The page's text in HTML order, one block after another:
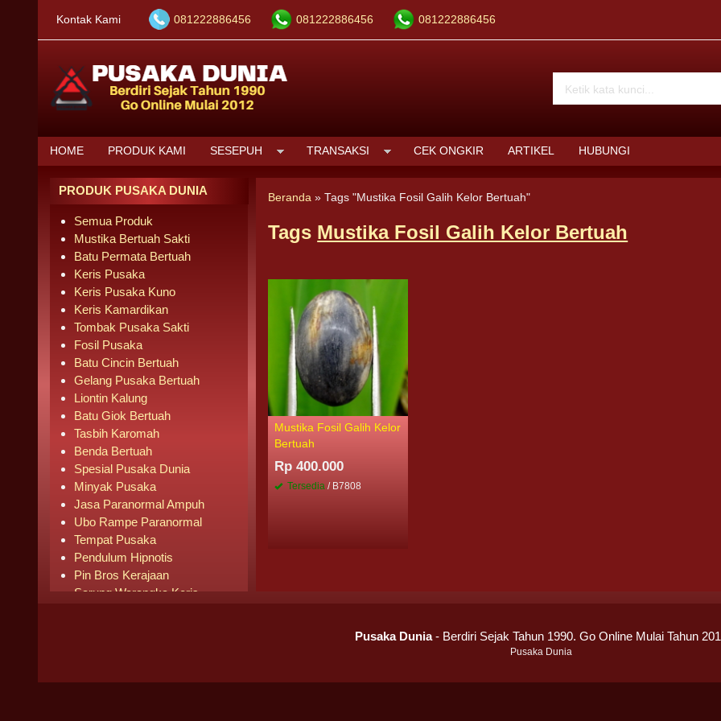
Kontak Kami 081222886456 081222886456 081222886456
HOME PRODUK KAMI SESEPUH TRANSAKSI CEK ONGKIR ARTIKEL HUBUNGI
Beranda »Tags "Mustika Fosil Galih Kelor Bertuah"
Tags Mustika Fosil Galih Kelor Bertuah
Mustika Fosil Galih Kelor
Bertuah
Rp 400.000
Tersedia / B7808
PRODUK PUSAKA DUNIA
Semua Produk
Mustika Bertuah Sakti
Batu Permata Bertuah
Keris Pusaka
Keris Pusaka Kuno
Keris Kamardikan
Tombak Pusaka Sakti
Fosil Pusaka
Batu Cincin Bertuah
Gelang Pusaka Bertuah
Liontin Kalung
Batu Giok Bertuah
Tasbih Karomah
Benda Bertuah
Spesial Pusaka Dunia
Minyak Pusaka
Jasa Paranormal Ampuh
Ubo Rampe Paranormal
Tempat Pusaka
Pendulum Hipnotis
Pin Bros Kerajaan
Sarung Warangka Keris
Pusaka Laris Terjual
Pusaka Dunia- Berdiri Sejak Tahun 1990. Go Online Mulai Tahun
Pusaka Dunia